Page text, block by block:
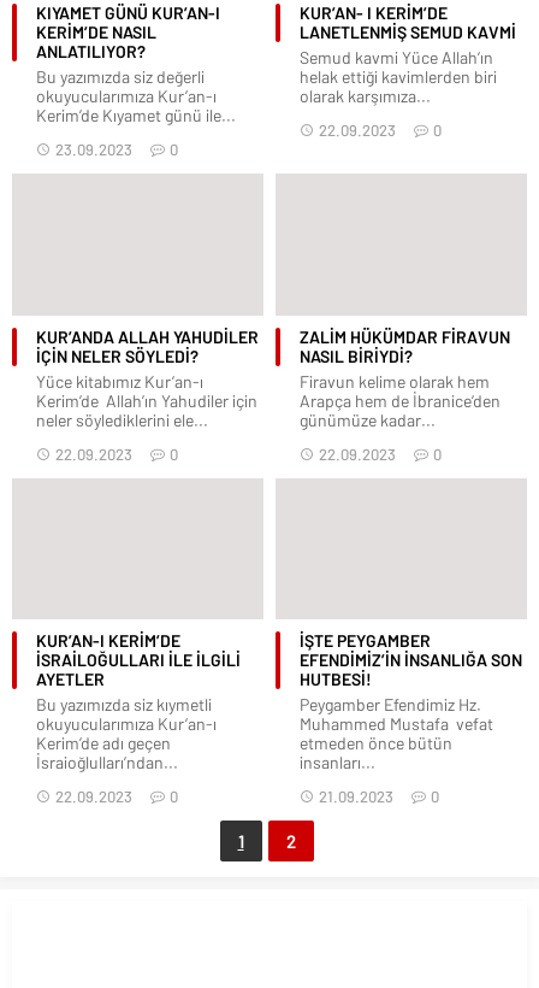
KIYAMET GÜNÜ KUR’AN-I
KERİM’DE NASIL
ANLATILIYOR?
Bu yazımızda siz değerli
okuyucularımıza Kur’an-ı
Kerim’de Kıyamet günü ile...
23.09.2023 0
KUR’AN- I KERİM’DE
LANETLENMİŞ SEMUD KAVMİ
Semud kavmi Yüce Allah’ın
helak ettiği kavimlerden biri
olarak karşımıza...
22.09.2023 0
KUR’ANDA ALLAH YAHUDİLER
İÇİN NELER SÖYLEDİ?
Yüce kitabımız Kur’an-ı
Kerim’de Allah’ın Yahudiler için
neler söylediklerini ele...
22.09.2023 0
ZALİM HÜKÜMDAR FİRAVUN
NASIL BİRİYDİ?
Firavun kelime olarak hem
Arapça hem de İbranice’den
günümüze kadar...
22.09.2023 0
KUR’AN-I KERİM’DE
İSRAİLOĞULLARI İLE İLGİLİ
AYETLER
Bu yazımızda siz kıymetli
okuyucularımıza Kur’an-ı
Kerim’de adı geçen
İsraioğlulları’ndan...
22.09.2023 0
İŞTE PEYGAMBER
EFENDİMİZ’İN İNSANLIĞA SON
HUTBESİ!
Peygamber Efendimiz Hz.
Muhammed Mustafa vefat
etmeden önce bütün
insanları...
21.09.2023 0
1 2